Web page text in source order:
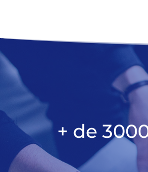
+ de